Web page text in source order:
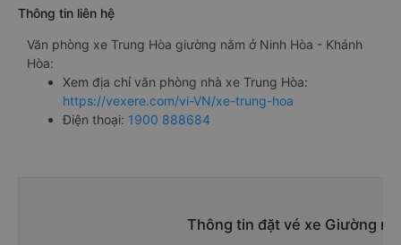
Thông tin liên hệ
Văn phòng xe Trung Hòa giường nằm ở Ninh Hòa - Khánh
Hòa:
Xem địa chỉ văn phòng nhà xe Trung Hòa:
https://vexere.com/vi-VN/xe-trung-hoa
Điện thoại: 1900 888684
Thông tin đặt vé xe Giường